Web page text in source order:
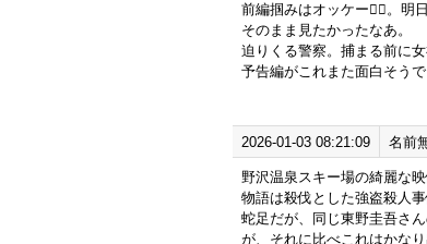
前編掴みはオッケー🙆‍♂️。明
そのまま見たかったなあ。
迫りくる警察。捕まる前に
予告編がこれまた面白そう
2026-01-03 08:21:09 名前
野沢温泉スキー場の綺麗な映
物語は殺伐とした強盗殺人
蛇足だが、同じ東野圭吾さ
が、それに比べこれはかなり